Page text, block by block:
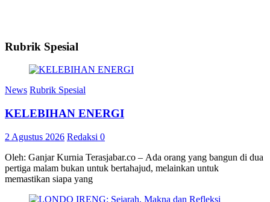
Rubrik Spesial
News Rubrik Spesial
KELEBIHAN ENERGI
2 Agustus 2026 Redaksi 0
Oleh: Ganjar Kurnia Terasjabar.co – Ada orang yang bangun di dua
pertiga malam bukan untuk bertahajud, melainkan untuk
memastikan siapa yang